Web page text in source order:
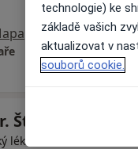
Štefan Jiří
lékař
technologie) ke
základě vašich
aktualizovat v
souborů cookie.